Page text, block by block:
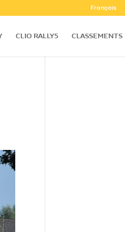
Français
CLIO RALLY5 CLASSEMENTS